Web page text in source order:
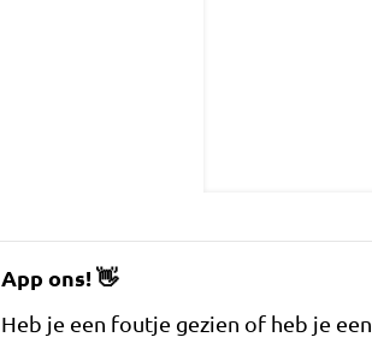
App ons!👋
Heb je een foutje gezien of heb je